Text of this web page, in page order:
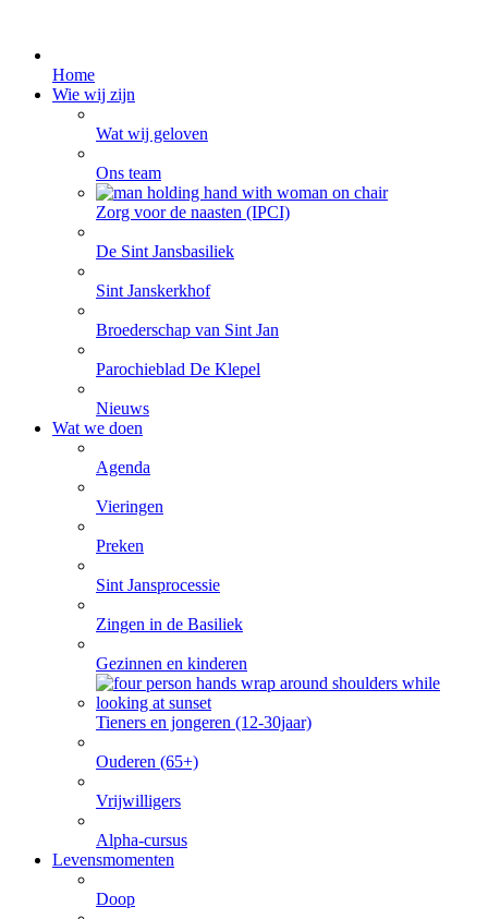
Home
Wie wij zijn
Wat wij geloven
Ons team
Zorg voor de naasten (IPCI)
De Sint Jansbasiliek
Sint Janskerkhof
Broederschap van Sint Jan
Parochieblad De Klepel
Nieuws
Wat we doen
Agenda
Vieringen
Preken
Sint Jansprocessie
Zingen in de Basiliek
Gezinnen en kinderen
Tieners en jongeren (12-30jaar)
Ouderen (65+)
Vrijwilligers
Alpha-cursus
Levensmomenten
Doop